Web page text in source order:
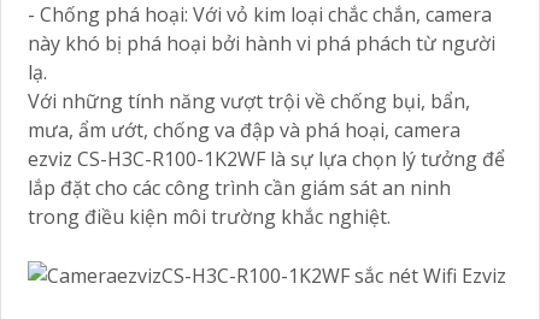
- Chống phá hoại: Với vỏ kim loại chắc chắn, camera
này khó bị phá hoại bởi hành vi phá phách từ người
lạ.
Với những tính năng vượt trội về chống bụi, bẩn,
mưa, ẩm ướt, chống va đập và phá hoại, camera
ezviz CS-H3C-R100-1K2WF là sự lựa chọn lý tưởng để
lắp đặt cho các công trình cần giám sát an ninh
trong điều kiện môi trường khắc nghiệt.